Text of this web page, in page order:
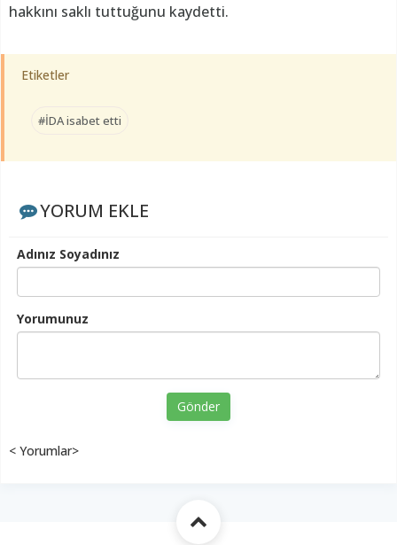
hakkını saklı tuttuğunu kaydetti.
Etiketler
#İDA isabet etti
YORUM EKLE
Adınız Soyadınız
Yorumunuz
Gönder
< Yorumlar>